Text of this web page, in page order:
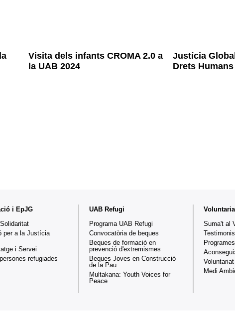
Visita dels infants CROMA 2.0 a
la UAB 2024
Justícia
Drets Humans
i EpJG
per a la Justícia
i Servei
refugiades
UAB Refugi
Programa UAB Refugi
Convocatòria de beques
Beques de formació en
prevenció d'extremismes
Beques Joves en Construcció
de la Pau
Multakana: Youth Voices for
Peace
Suma't al
Testimonis
Programes
Medi